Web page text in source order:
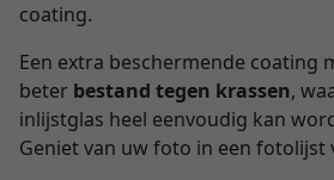
coating.
Een extra beschermende coating
beter bestand tegen krassen,
inlijstglas heel eenvoudig kan
Geniet van uw foto in een fotolijst